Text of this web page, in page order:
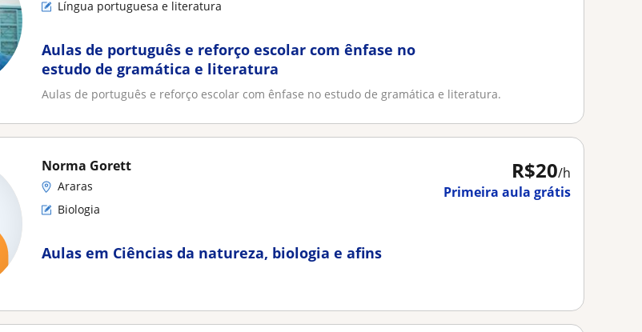
Língua portuguesa e literatura
Aulas de português e reforço escolar com ênfase no
estudo de gramática e literatura
Aulas de português e reforço escolar com ênfase no estudo de gramática e literatura.
R$20/h
Primeira aula grátis
Norma Gorett
Araras
Biologia
Aulas em Ciências da natureza, biologia e afins